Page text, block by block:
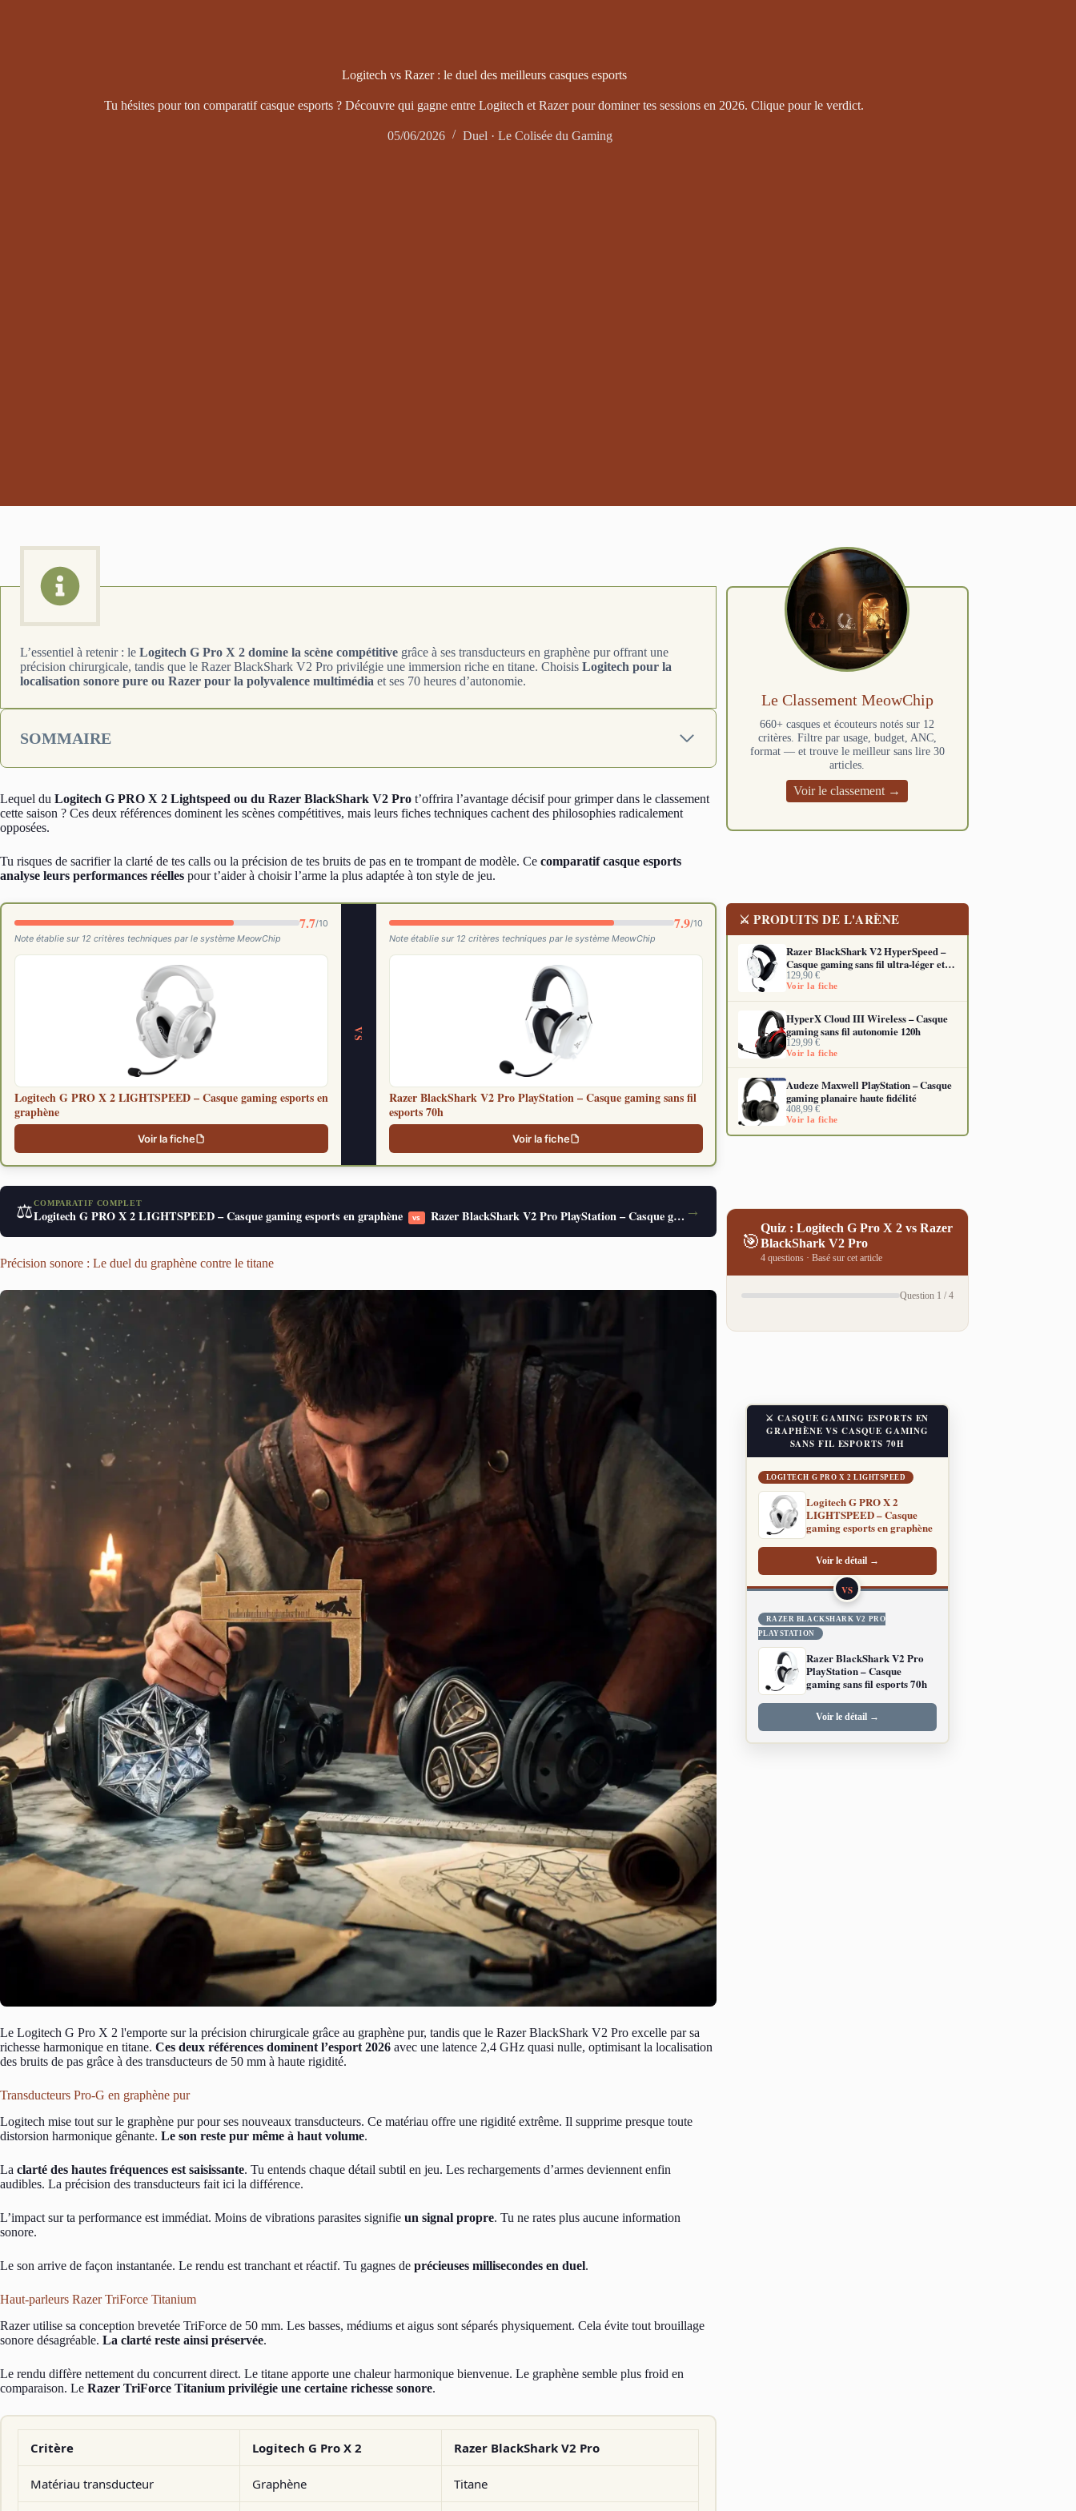
Logitech vs Razer : le duel des meilleurs casques esports
Tu hésites pour ton comparatif casque esports ? Découvre qui gagne entre Logitech et Razer pour dominer tes sessions en 2026. Clique pour le verdict.
05/06/2026 Duel · Le Colisée du Gaming
L’essentiel à retenir : le Logitech G Pro X 2 domine la scène compétitive grâce à ses transducteurs en graphène pur offrant une
précision chirurgicale, tandis que le Razer BlackShark V2 Pro privilégie une immersion riche en titane. Choisis Logitech pour la
localisation sonore pure ou Razer pour la polyvalence multimédia et ses 70 heures d’autonomie.
SOMMAIRE
Lequel du Logitech G PRO X 2 Lightspeed ou du Razer BlackShark V2 Pro t’offrira l’avantage décisif pour grimper dans le classement
cette saison ? Ces deux références dominent les scènes compétitives, mais leurs fiches techniques cachent des philosophies radicalement
opposées.
Tu risques de sacrifier la clarté de tes calls ou la précision de tes bruits de pas en te trompant de modèle. Ce comparatif casque esports
analyse leurs performances réelles pour t’aider à choisir l’arme la plus adaptée à ton style de jeu.
7.7/10
Note établie sur 12 critères techniques par le système MeowChip
Logitech G PRO X 2 LIGHTSPEED – Casque gaming esports en
graphène
Voir la fiche
VS
7.9/10
Note établie sur 12 critères techniques par le système MeowChip
Razer BlackShark V2 Pro PlayStation – Casque gaming sans fil
esports 70h
Voir la fiche
⚖️COMPARATIF COMPLET
Logitech G PRO X 2 LIGHTSPEED – Casque gaming esports en graphène vs Razer BlackShark V2 Pro PlayStation – Casque gaming sans fil esports 70h →
Précision sonore : Le duel du graphène contre le titane
Le Logitech G Pro X 2 l'emporte sur la précision chirurgicale grâce au graphène pur, tandis que le Razer BlackShark V2 Pro excelle par sa
richesse harmonique en titane. Ces deux références dominent l’esport 2026 avec une latence 2,4 GHz quasi nulle, optimisant la localisation
des bruits de pas grâce à des transducteurs de 50 mm à haute rigidité.
Transducteurs Pro-G en graphène pur
Logitech mise tout sur le graphène pur pour ses nouveaux transducteurs. Ce matériau offre une rigidité extrême. Il supprime presque toute
distorsion harmonique gênante. Le son reste pur même à haut volume.
La clarté des hautes fréquences est saisissante. Tu entends chaque détail subtil en jeu. Les rechargements d’armes deviennent enfin
audibles. La précision des transducteurs fait ici la différence.
L’impact sur ta performance est immédiat. Moins de vibrations parasites signifie un signal propre. Tu ne rates plus aucune information
sonore.
Le son arrive de façon instantanée. Le rendu est tranchant et réactif. Tu gagnes de précieuses millisecondes en duel.
Haut-parleurs Razer TriForce Titanium
Razer utilise sa conception brevetée TriForce de 50 mm. Les basses, médiums et aigus sont séparés physiquement. Cela évite tout brouillage
sonore désagréable. La clarté reste ainsi préservée.
Le rendu diffère nettement du concurrent direct. Le titane apporte une chaleur harmonique bienvenue. Le graphène semble plus froid en
comparaison. Le Razer TriForce Titanium privilégie une certaine richesse sonore.
Critère Logitech G Pro X 2 Razer BlackShark V2 Pro
Matériau transducteur Graphène Titane
Le Classement MeowChip
660+ casques et écouteurs notés sur 12
critères. Filtre par usage, budget, ANC,
format — et trouve le meilleur sans lire 30
articles.
Voir le classement →
⚔ PRODUITS DE L'ARÈNE
Razer BlackShark V2 HyperSpeed –
Casque gaming sans fil ultra-léger et
endurant
129,90 €
Voir la fiche
HyperX Cloud III Wireless – Casque
gaming sans fil autonomie 120h
129,99 €
Voir la fiche
Audeze Maxwell PlayStation – Casque
gaming planaire haute fidélité
408,99 €
Voir la fiche
🎯
Quiz : Logitech G Pro X 2 vs Razer
BlackShark V2 Pro
4 questions · Basé sur cet article
Question 1 / 4
⚔️ CASQUE GAMING ESPORTS EN
GRAPHÈNE VS CASQUE GAMING
SANS FIL ESPORTS 70H
LOGITECH G PRO X 2 LIGHTSPEED
Logitech G PRO X 2
LIGHTSPEED – Casque
gaming esports en graphène
Voir le détail →
VS
RAZER BLACKSHARK V2 PRO
PLAYSTATION
Razer BlackShark V2 Pro
PlayStation – Casque
gaming sans fil esports 70h
Voir le détail →